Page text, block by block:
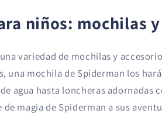
niños: mochilas
variedad de mochilas y
una mochila de Spiderman los
agua hasta loncheras adornadas
magia de Spiderman a sus